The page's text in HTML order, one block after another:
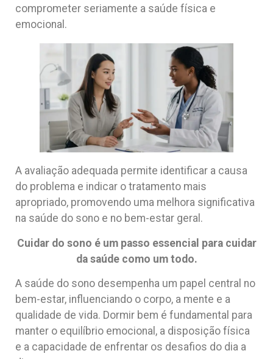
comprometer seriamente a saúde física e
emocional.
A avaliação adequada permite identificar a causa
do problema e indicar o tratamento mais
apropriado, promovendo uma melhora significativa
na saúde do sono e no bem-estar geral.
Cuidar do sono é um passo essencial para cuidar
da saúde como um todo.
A saúde do sono desempenha um papel central no
bem-estar, influenciando o corpo, a mente e a
qualidade de vida. Dormir bem é fundamental para
manter o equilíbrio emocional, a disposição física
e a capacidade de enfrentar os desafios do dia a